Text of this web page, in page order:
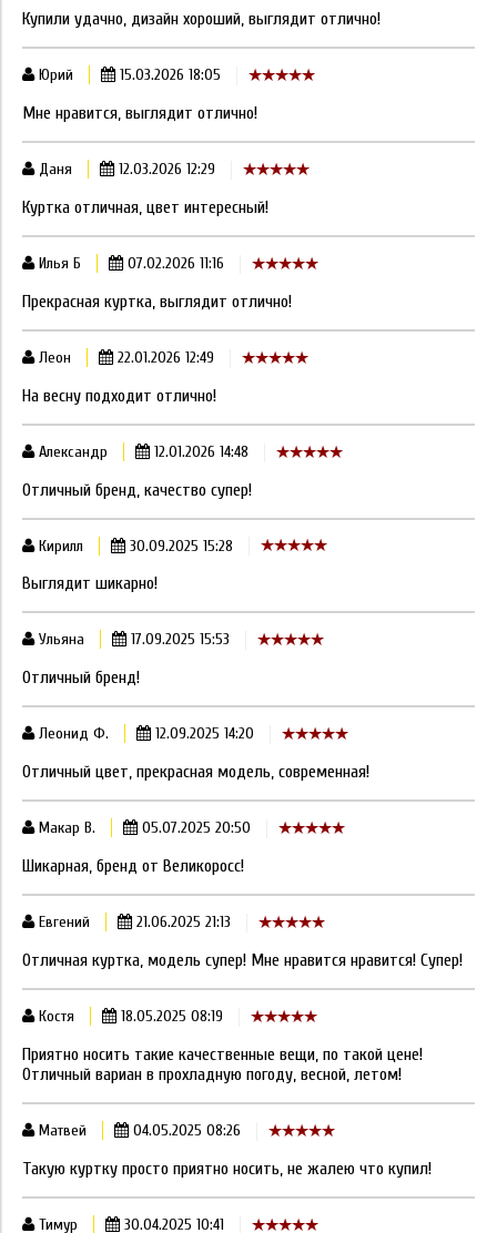
Купили удачно, дизайн хороший, выглядит отлично!
Юрий 15.03.2026 18:05
Мне нравится, выглядит отлично!
Даня 12.03.2026 12:29
Куртка отличная, цвет интересный!
Илья Б 07.02.2026 11:16
Прекрасная куртка, выглядит отлично!
Леон 22.01.2026 12:49
На весну подходит отлично!
Александр 12.01.2026 14:48
Отличный бренд, качество супер!
Кирилл 30.09.2025 15:28
Выглядит шикарно!
Ульяна 17.09.2025 15:53
Отличный бренд!
Леонид Ф. 12.09.2025 14:20
Отличный цвет, прекрасная модель, современная!
Макар В. 05.07.2025 20:50
Шикарная, бренд от Великоросс!
Евгений 21.06.2025 21:13
Отличная куртка, модель супер! Мне нравится нравится! Супер!
Костя 18.05.2025 08:19
Приятно носить такие качественные вещи, по такой цене!
Отличный вариан в прохладную погоду, весной, летом!
Матвей 04.05.2025 08:26
Такую куртку просто приятно носить, не жалею что купил!
Тимур 30.04.2025 10:41